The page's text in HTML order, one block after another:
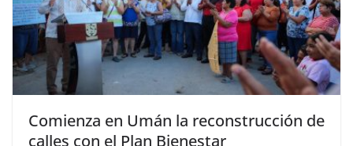
Comienza en Umán la reconstrucción de
calles con el Plan Bienestar